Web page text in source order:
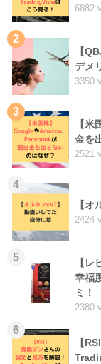
6882
2
【
デメ
3350
3
【
金を
2521
4
【
2424
5
【
幸福
ミ！
2380
6
【